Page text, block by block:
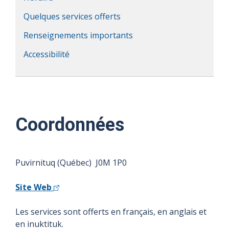
Quelques services offerts
Renseignements importants
Accessibilité
Coordonnées
Puvirnituq (Québec) J0M 1P0
Site Web
Les services sont offerts en français, en anglais et
en inuktituk.